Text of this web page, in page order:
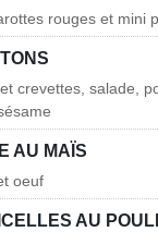
rouges et mini
crevettes, salade,
AU MAÏS
oeuf
AU